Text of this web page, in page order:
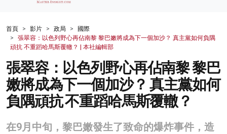
財經
生活
健康
商業
科技
影片
首頁 影片 政局
國際
張翠容：以色列野心再佔南黎 黎巴嫩將成為下一個加沙？ 真主黨如何負隅
頑抗 不重蹈哈馬斯覆轍？ | 本社編輯部
張翠容：以色列野心再佔南黎 黎巴
嫩將成為下一個加沙？ 真主黨如何
負隅頑抗 不重蹈哈馬斯覆轍？
在9月中旬，黎巴嫩發生了致命的爆炸事件，造